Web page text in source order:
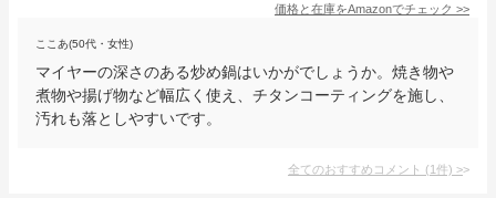
価格と在庫をAmazonでチェック >>
ここあ(50代・女性)
マイヤーの深さのある炒め鍋はいかがでしょうか。焼き物や
煮物や揚げ物など幅広く使え、チタンコーティングを施し、
汚れも落としやすいです。
全てのおすすめコメント (1件) >